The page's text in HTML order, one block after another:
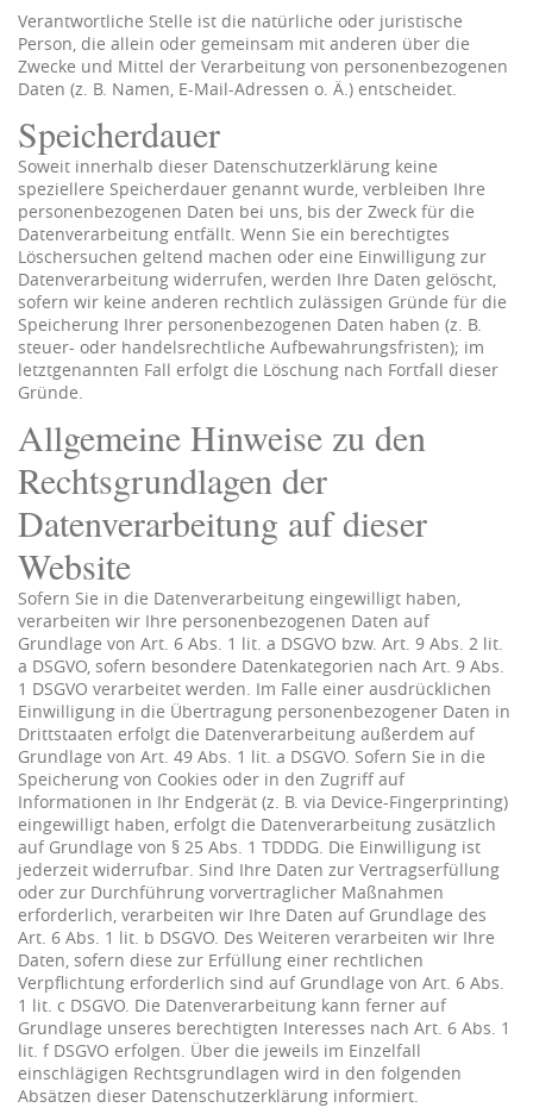
Verantwortliche Stelle ist die natürliche oder juristische
Person, die allein oder gemeinsam mit anderen über die
Zwecke und Mittel der Verarbeitung von personenbezogenen
Daten (z. B. Namen, E-Mail-Adressen o. Ä.) entscheidet.
Speicherdauer
Soweit innerhalb dieser Datenschutzerklärung keine
speziellere Speicherdauer genannt wurde, verbleiben Ihre
personenbezogenen Daten bei uns, bis der Zweck für die
Datenverarbeitung entfällt. Wenn Sie ein berechtigtes
Löschersuchen geltend machen oder eine Einwilligung zur
Datenverarbeitung widerrufen, werden Ihre Daten gelöscht,
sofern wir keine anderen rechtlich zulässigen Gründe für die
Speicherung Ihrer personenbezogenen Daten haben (z. B.
steuer- oder handelsrechtliche Aufbewahrungsfristen); im
letztgenannten Fall erfolgt die Löschung nach Fortfall dieser
Gründe.
Allgemeine Hinweise zu den
Rechtsgrundlagen der
Datenverarbeitung auf dieser
Website
Sofern Sie in die Datenverarbeitung eingewilligt haben,
verarbeiten wir Ihre personenbezogenen Daten auf
Grundlage von Art. 6 Abs. 1 lit. a DSGVO bzw. Art. 9 Abs. 2 lit.
a DSGVO, sofern besondere Datenkategorien nach Art. 9 Abs.
1 DSGVO verarbeitet werden. Im Falle einer ausdrücklichen
Einwilligung in die Übertragung personenbezogener Daten in
Drittstaaten erfolgt die Datenverarbeitung außerdem auf
Grundlage von Art. 49 Abs. 1 lit. a DSGVO. Sofern Sie in die
Speicherung von Cookies oder in den Zugriff auf
Informationen in Ihr Endgerät (z. B. via Device-Fingerprinting)
eingewilligt haben, erfolgt die Datenverarbeitung zusätzlich
auf Grundlage von § 25 Abs. 1 TDDDG. Die Einwilligung ist
jederzeit widerrufbar. Sind Ihre Daten zur Vertragserfüllung
oder zur Durchführung vorvertraglicher Maßnahmen
erforderlich, verarbeiten wir Ihre Daten auf Grundlage des
Art. 6 Abs. 1 lit. b DSGVO. Des Weiteren verarbeiten wir Ihre
Daten, sofern diese zur Erfüllung einer rechtlichen
Verpflichtung erforderlich sind auf Grundlage von Art. 6 Abs.
1 lit. c DSGVO. Die Datenverarbeitung kann ferner auf
Grundlage unseres berechtigten Interesses nach Art. 6 Abs. 1
lit. f DSGVO erfolgen. Über die jeweils im Einzelfall
einschlägigen Rechtsgrundlagen wird in den folgenden
Absätzen dieser Datenschutzerklärung informiert.